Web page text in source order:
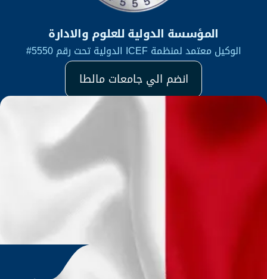
المؤسسة الدولية للعلوم والادارة
الوكيل معتمد لمنظمة ICEF الدولية تحت رقم 5550#
انضم الي جامعات مالطا